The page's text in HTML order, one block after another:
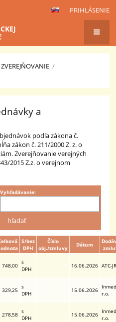
PRIHLÁSENIE
/
a
podľa zákona č.
zákon č. 211/2000 Z. z. o
Zverejňovanie verejných
2015 Z.z. o verejnom
Vyhľadávanie:
S/bez
DPH
Číslo
obj./zmluvy
Dátum
748,00 s
DPH
16.06.2026 ATC-
329,25 s
DPH
15.06.2026 r.o.
278,58 s
DPH
15.06.2026 r.o.